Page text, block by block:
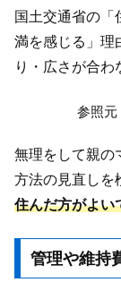
国土交通省の「
満を感じる」理
り・広さが合わ
参照元
無理をして親の
方法の見直しを
住んだ方がよい
管理や維持